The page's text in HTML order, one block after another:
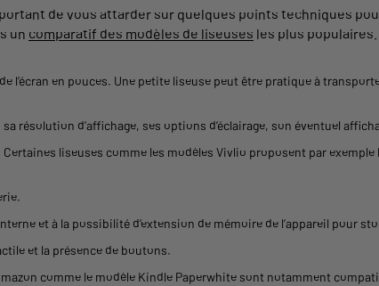
de vous attarder sur quelques points techniques
un comparatif des modèles de liseuses les plus
l’écran en pouces. Une petite liseuse peut être pratique à
résolution d’affichage, ses options d’éclairage, son éventuel
Certaines liseuses comme les modèles Vivlio proposent par exemple
et à la possibilité d’extension de mémoire de l’appareil pour
et la présence de boutons.
comme le modèle Kindle Paperwhite sont notamment